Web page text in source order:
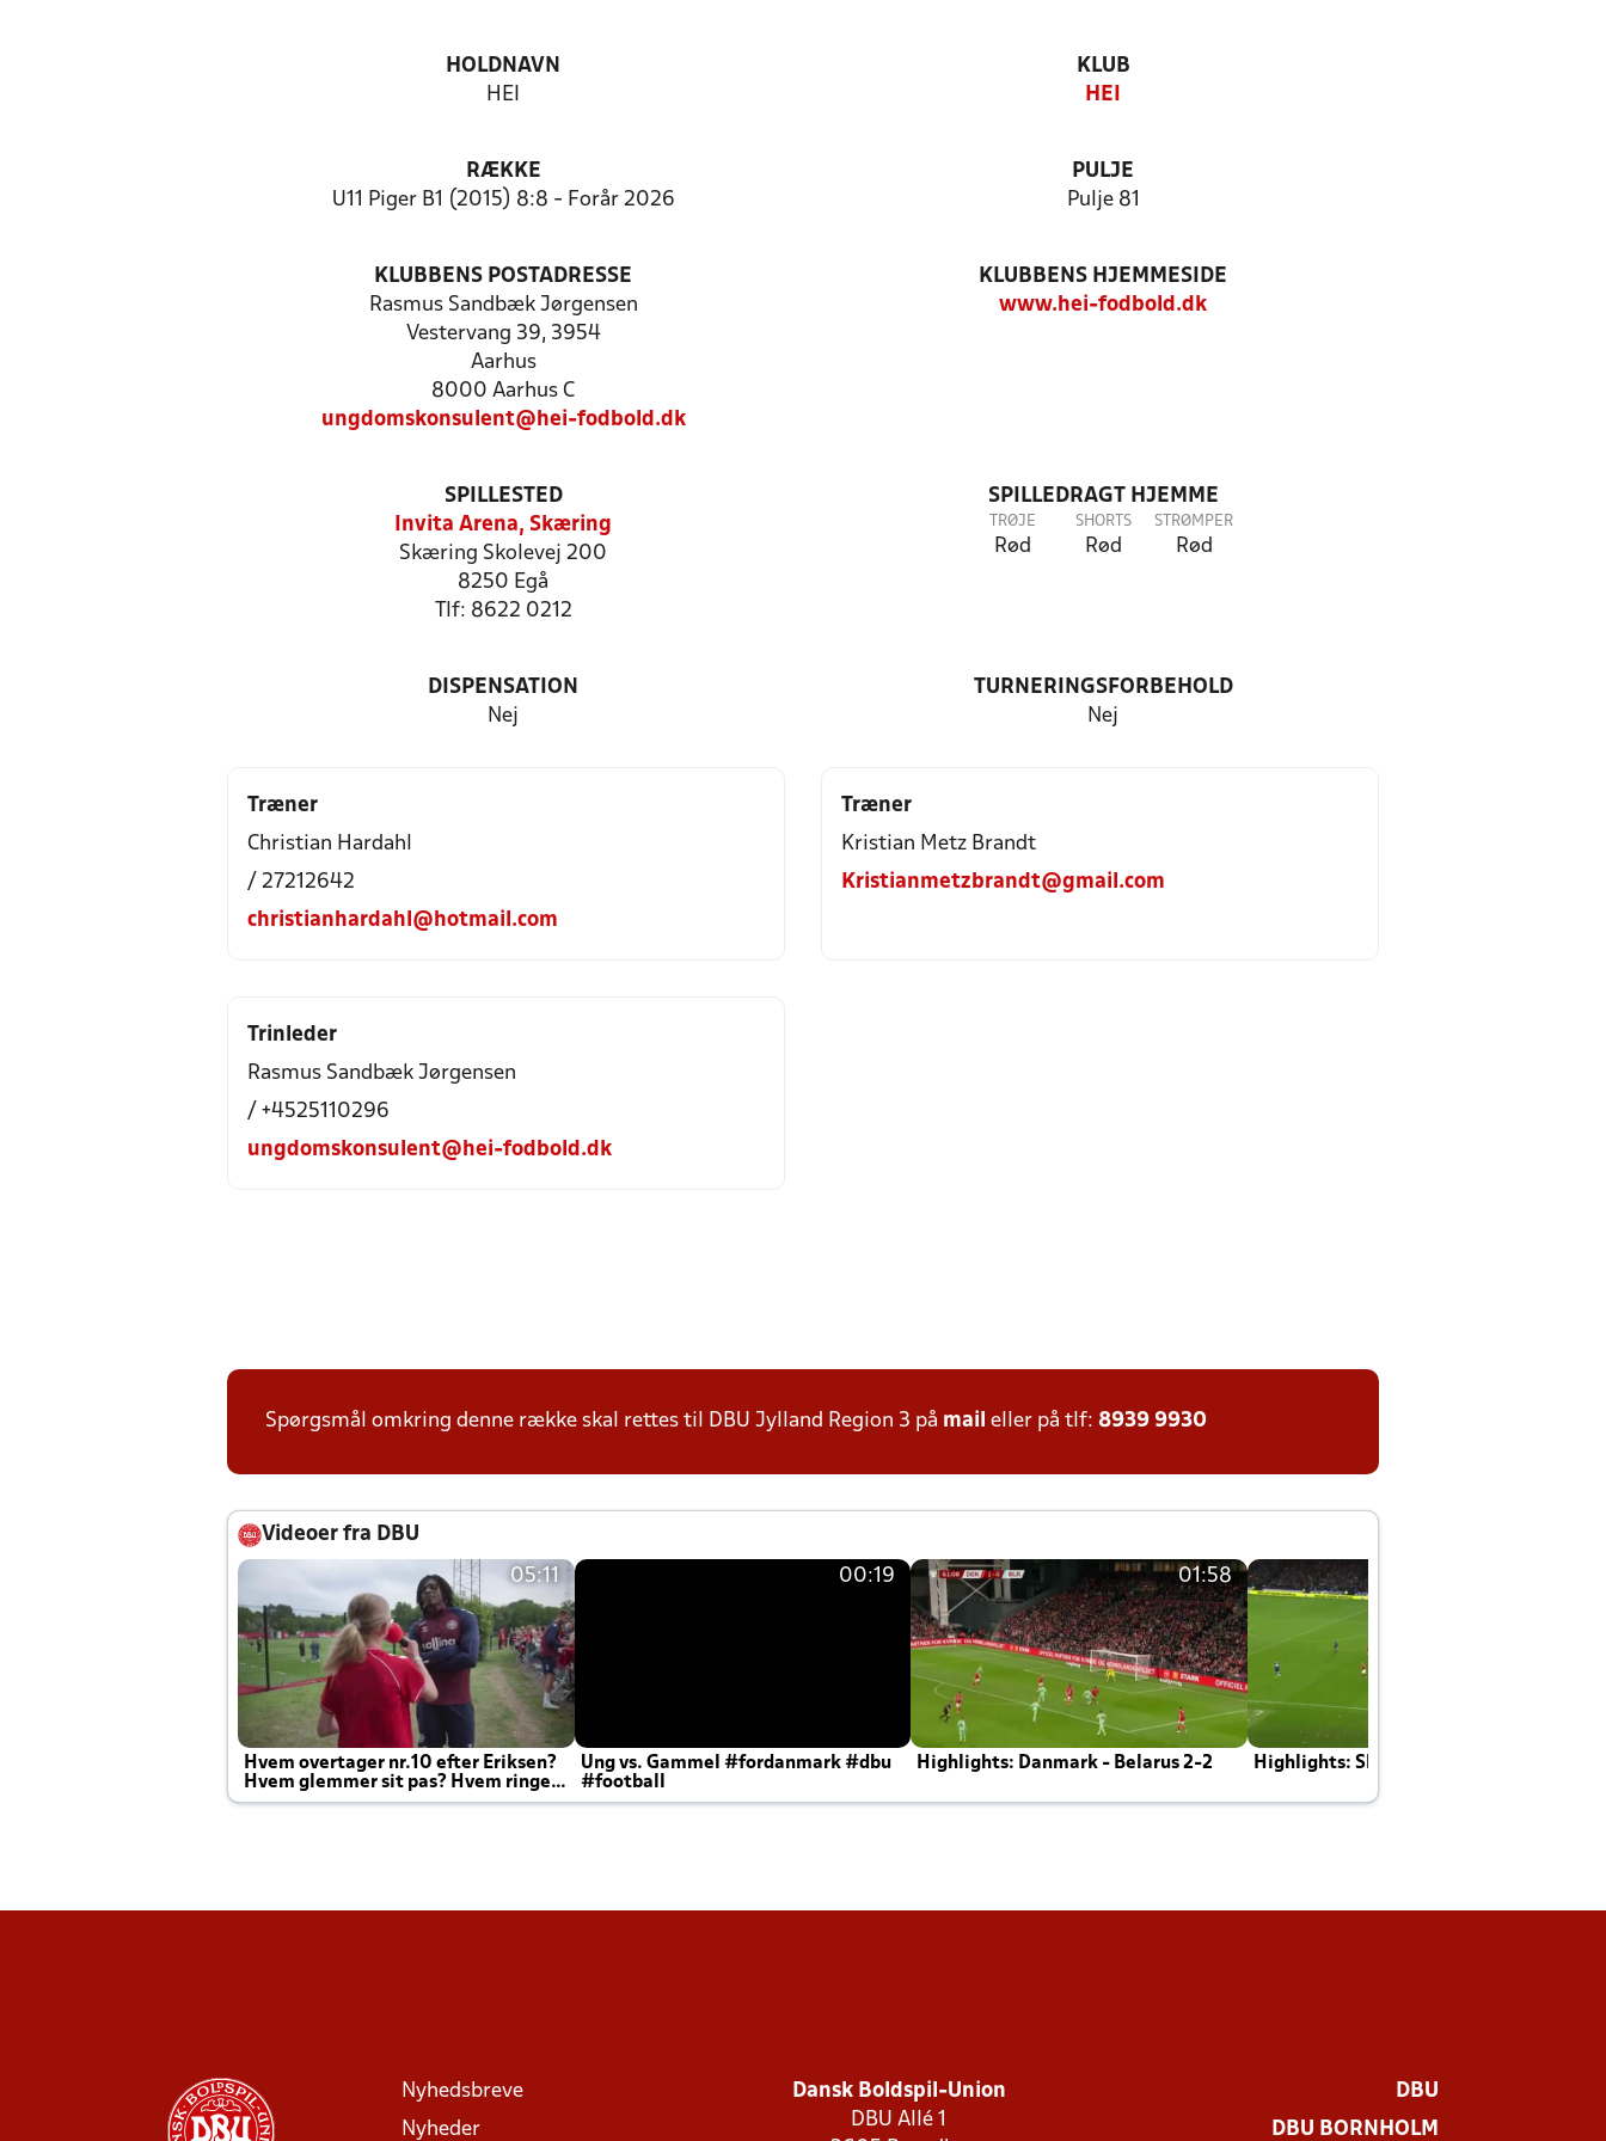
HOLDNAVN
HEI
KLUB
HEI
RÆKKE
U11 Piger B1 (2015) 8:8 - Forår 2026
PULJE
Pulje 81
KLUBBENS POSTADRESSE
Rasmus Sandbæk Jørgensen
Vestervang 39, 3954
Aarhus
8000 Aarhus C
ungdomskonsulent@hei-fodbold.dk
KLUBBENS HJEMMESIDE
www.hei-fodbold.dk
SPILLESTED
Invita Arena, Skæring
Skæring Skolevej 200
8250 Egå
Tlf: 8622 0212
SPILLEDRAGT HJEMME
TRØJE
Rød
SHORTS
Rød
STRØMPER
Rød
DISPENSATION
Nej
TURNERINGSFORBEHOLD
Nej
Træner
Christian Hardahl
/ 27212642
christianhardahl@hotmail.com
Træner
Kristian Metz Brandt
Kristianmetzbrandt@gmail.com
Trinleder
Rasmus Sandbæk Jørgensen
/ +4525110296
ungdomskonsulent@hei-fodbold.dk
Spørgsmål omkring denne række skal rettes til DBU Jylland Region 3 på mail eller på tlf: 8939 9930
Videoer fra DBU
05:11
Hvem overtager nr.10 efter Eriksen?
Hvem glemmer sit pas? Hvem ringer
Joachim altid til efter kampe?
00:19
Ung vs. Gammel #fordanmark #dbu
#football
01:58
Highlights: Danmark - Belarus 2-2 Highlights: Skotland - Danmark 4-2
Nyhedsbreve
Nyheder
Dansk Boldspil-Union
DBU Allé 1
DBU
DBU BORNHOLM